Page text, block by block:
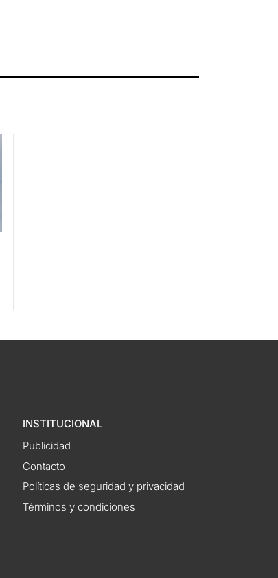
INSTITUCIONAL
Publicidad
Contacto
Políticas de seguridad y privacidad
Términos y condiciones